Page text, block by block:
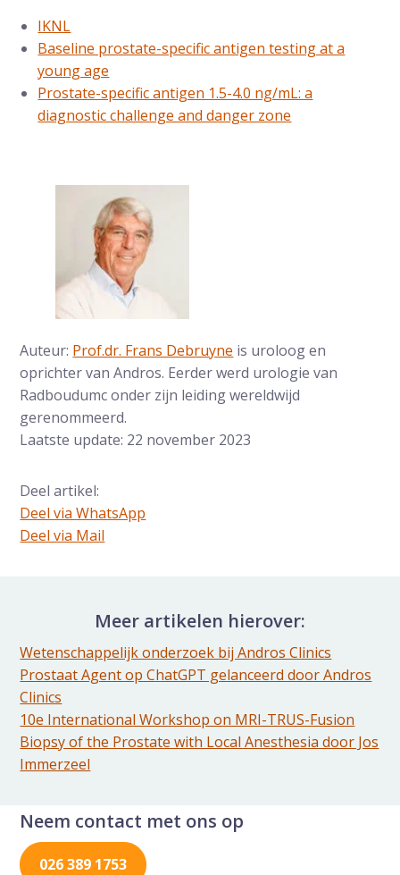
IKNL
Baseline prostate-specific antigen testing at a
young age
Prostate-specific antigen 1.5-4.0 ng/mL: a
diagnostic challenge and danger zone
Auteur: Prof.dr. Frans Debruyne is uroloog en
oprichter van Andros. Eerder werd urologie van
Radboudumc onder zijn leiding wereldwijd
gerenommeerd.
Laatste update: 22 november 2023
Deel artikel:
Deel via WhatsApp
Deel dit via Whatsapp
Deel via Mail
Meer artikelen hierover:
Wetenschappelijk onderzoek bij Andros Clinics
Prostaat Agent op ChatGPT gelanceerd door Andros
Clinics
10e International Workshop on MRI-TRUS-Fusion
Biopsy of the Prostate with Local Anesthesia door Jos
Immerzeel
Neem contact met ons op
026 389 1753